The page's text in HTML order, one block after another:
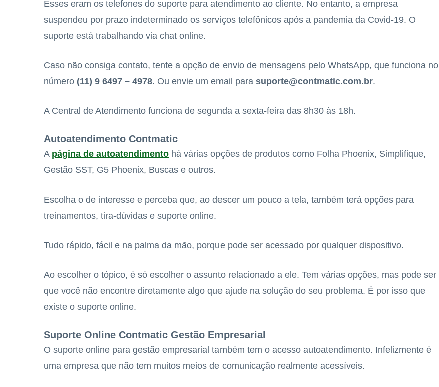
Esses eram os telefones do suporte para atendimento ao cliente. No entanto, a empresa
suspendeu por prazo indeterminado os serviços telefônicos após a pandemia da Covid-19. O
suporte está trabalhando via chat online.
Caso não consiga contato, tente a opção de envio de mensagens pelo WhatsApp, que funciona no
número (11) 9 6497 – 4978. Ou envie um email para suporte@contmatic.com.br.
A Central de Atendimento funciona de segunda a sexta-feira das 8h30 às 18h.
Autoatendimento Contmatic
A página de autoatendimento há várias opções de produtos como Folha Phoenix, Simplifique,
Gestão SST, G5 Phoenix, Buscas e outros.
Escolha o de interesse e perceba que, ao descer um pouco a tela, também terá opções para
treinamentos, tira-dúvidas e suporte online.
Tudo rápido, fácil e na palma da mão, porque pode ser acessado por qualquer dispositivo.
Ao escolher o tópico, é só escolher o assunto relacionado a ele. Tem várias opções, mas pode ser
que você não encontre diretamente algo que ajude na solução do seu problema. É por isso que
existe o suporte online.
Suporte Online Contmatic Gestão Empresarial
O suporte online para gestão empresarial também tem o acesso autoatendimento. Infelizmente é
uma empresa que não tem muitos meios de comunicação realmente acessíveis.